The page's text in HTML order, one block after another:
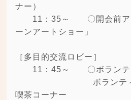
ナー）
11：35～ 〇開会前アト
ーンアートショー」
［多目的交流ロビー］
11：45～ 〇ボランテ
ボランティア体
喫茶コーナー